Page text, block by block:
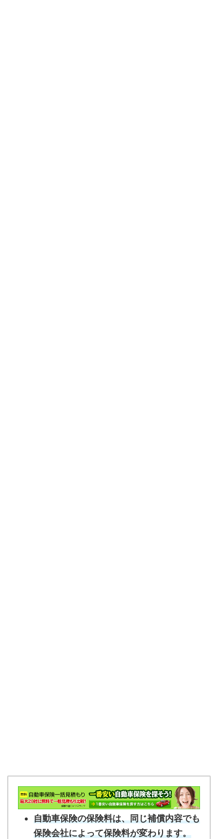
自動車保険の保険料は、同じ補償内容でも
保険会社によって保険料が変わります。